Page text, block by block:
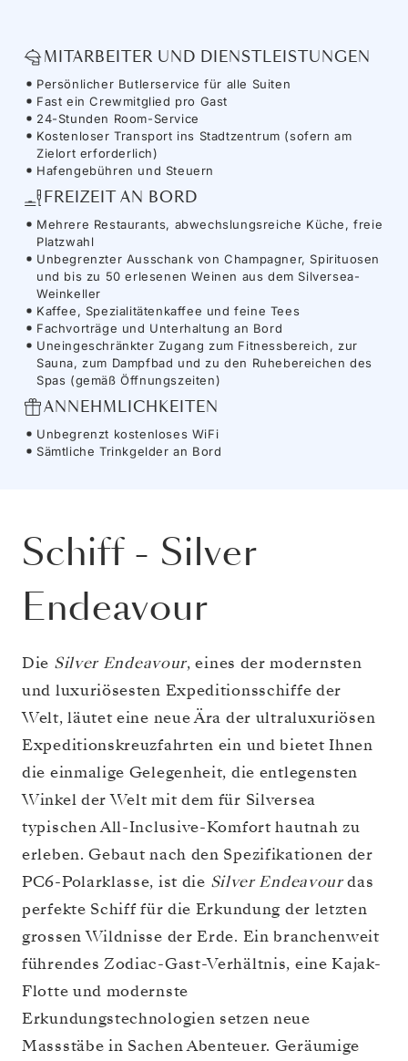
MITARBEITER UND DIENSTLEISTUNGEN
Persönlicher Butlerservice für alle Suiten
Fast ein Crewmitglied pro Gast
24-Stunden Room-Service
Kostenloser Transport ins Stadtzentrum (sofern am
Zielort erforderlich)
Hafengebühren und Steuern
FREIZEIT AN BORD
Mehrere Restaurants, abwechslungsreiche Küche, freie
Platzwahl
Unbegrenzter Ausschank von Champagner, Spirituosen
und bis zu 50 erlesenen Weinen aus dem Silversea-
Weinkeller
Kaffee, Spezialitätenkaffee und feine Tees
Fachvorträge und Unterhaltung an Bord
Uneingeschränkter Zugang zum Fitnessbereich, zur
Sauna, zum Dampfbad und zu den Ruhebereichen des
Spas (gemäß Öffnungszeiten)
ANNEHMLICHKEITEN
Unbegrenzt kostenloses WiFi
Sämtliche Trinkgelder an Bord
Schiff- Silver
Endeavour
Die Silver Endeavour, eines der modernsten
und luxuriösesten Expeditionsschiffe der
Welt, läutet eine neue Ära der ultraluxuriösen
Expeditionskreuzfahrten ein und bietet Ihnen
die einmalige Gelegenheit, die entlegensten
Winkel der Welt mit dem für Silversea
typischen All-Inclusive-Komfort hautnah zu
erleben. Gebaut nach den Spezifikationen der
PC6-Polarklasse, ist die Silver Endeavourdas
perfekte Schiff für die Erkundung der letzten
grossen Wildnisse der Erde. Ein branchenweit
führendes Zodiac-Gast-Verhältnis, eine Kajak-
Flotte und modernste
Erkundungstechnologien setzen neue
Massstäbe in Sachen Abenteuer. Geräumige